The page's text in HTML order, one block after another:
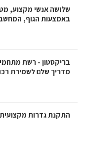
שלושה אנשי מקצוע,
באמצעות הגוף,
בריקסטון - רשת
מדריך שלם לשמירת
התקנת גדרות מקצועית